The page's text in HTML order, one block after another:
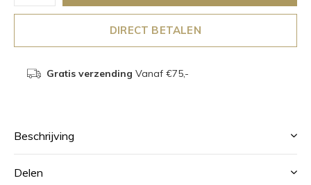
DIRECT BETALEN
Gratis verzending Vanaf €75,-
Beschrijving
Delen